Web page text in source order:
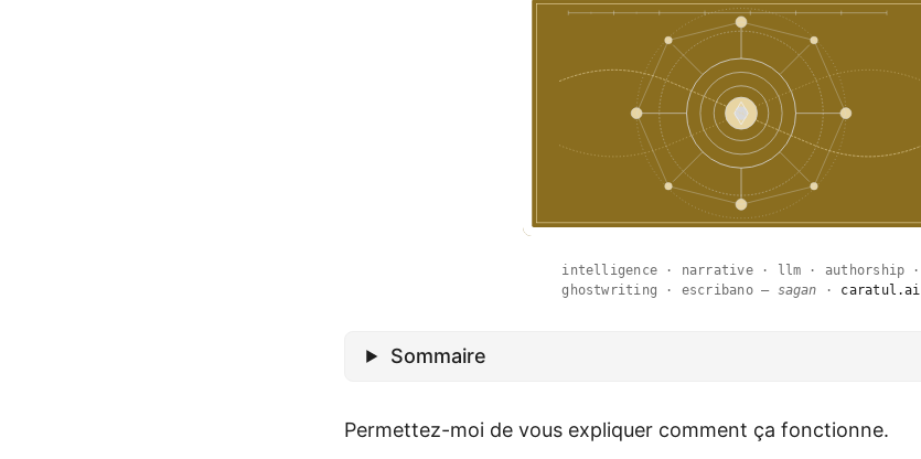
intelligence · narrative · llm · authorship ·
ghostwriting · escribano — sagan · caratul.ai
Sommaire
Permettez-moi de vous expliquer comment ça fonctionne.